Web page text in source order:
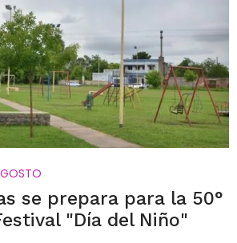
se prepara para la 50°
"Día del Niño"